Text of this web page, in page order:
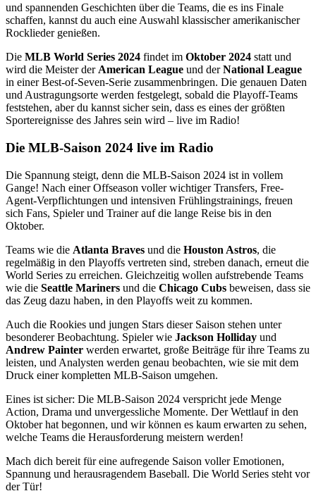
und spannenden Geschichten über die Teams, die es ins Finale
schaffen, kannst du auch eine Auswahl klassischer amerikanischer
Rocklieder genießen.
Die MLB World Series 2024 findet im Oktober 2024 statt und
wird die Meister der American League und derNational League
in einer Best-of-Seven-Serie zusammenbringen. Die genauen Daten
und Austragungsorte werden festgelegt, sobald die Playoff-Teams
feststehen, aber du kannst sicher sein, dass es eines der größten
Sportereignisse des Jahres sein wird – live im Radio!
Die MLB-Saison 2024 live im Radio
Die Spannung steigt, denn die MLB-Saison 2024 ist in vollem
Gange! Nach einer Offseason voller wichtiger Transfers, Free-
Agent-Verpflichtungen und intensiven Frühlingstrainings, freuen
sich Fans, Spieler und Trainer auf die lange Reise bis in den
Oktober.
Teams wie die Atlanta Braves und die Houston Astros, die
regelmäßig in den Playoffs vertreten sind, streben danach, erneut die
World Series zu erreichen. Gleichzeitig wollen aufstrebende Teams
wie die Seattle Mariners und die Chicago Cubs beweisen, dass sie
das Zeug dazu haben, in den Playoffs weit zu kommen.
Auch die Rookies und jungen Stars dieser Saison stehen unter
besonderer Beobachtung. Spieler wie Jackson Holliday und
Andrew Painter werden erwartet, große Beiträge für ihre Teams zu
leisten, und Analysten werden genau beobachten, wie sie mit dem
Druck einer kompletten MLB-Saison umgehen.
Eines ist sicher: Die MLB-Saison 2024 verspricht jede Menge
Action, Drama und unvergessliche Momente. Der Wettlauf in den
Oktober hat begonnen, und wir können es kaum erwarten zu sehen,
welche Teams die Herausforderung meistern werden!
Mach dich bereit für eine aufregende Saison voller Emotionen,
Spannung und herausragendem Baseball. Die World Series steht vor
der Tür!